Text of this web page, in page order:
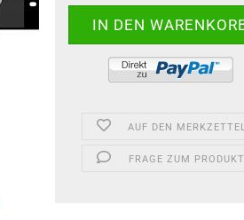
AUF DEN MERKZETTEL
FRAGE ZUM PRODUKT